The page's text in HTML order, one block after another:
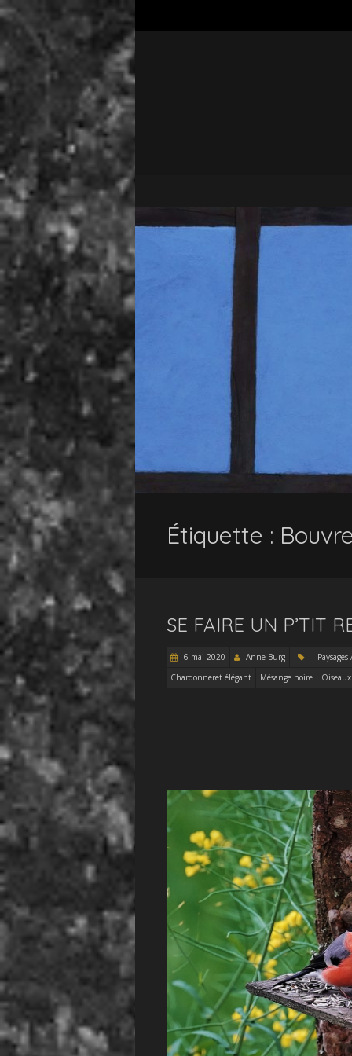
Étiquette :
SE FAIRE UN P’TIT
6 mai 2020 Anne Burg
Chardonneret élégant
Mésange noire